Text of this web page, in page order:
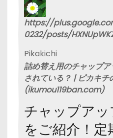
https://
0232/posts/
Pikakichi
詰め替え用のチャップア
されている？ | ピカキチ
(ikumou119ban.com)
チャップア
をご紹介！定